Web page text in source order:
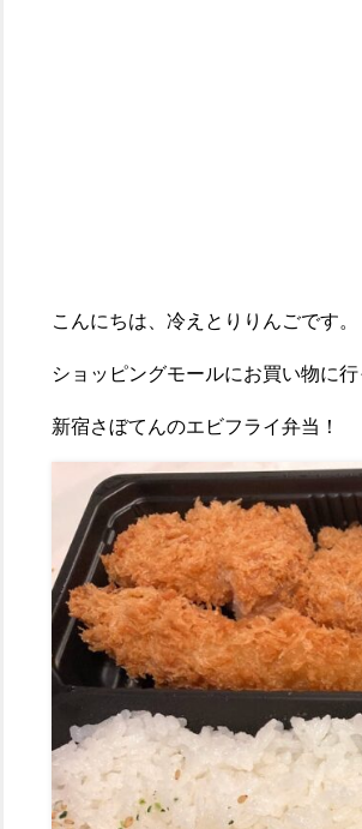
こんにちは、冷えとりりんごです。
ショッピングモールにお買い物に
新宿さぼてんのエビフライ弁当！